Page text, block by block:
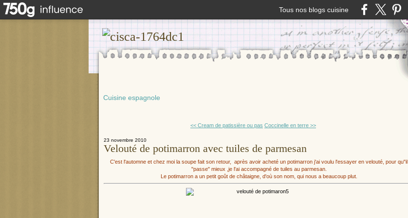
Tous nos blogs cuisine
Cuisine espagnole
<< Cream de patissière ou pas Coccinelle en terre >>
23 novembre 2010
Velouté de potimarron avec tuiles de parmesan
C'est l'automne et chez moi la soupe fait son retour, après avoir acheté un potimarron j'ai voulu l'essayer en velouté, pour qu"il
"passe" mieux ,je l'ai accompagné de tuiles au parmesan.
Le potimarron a un petit goût de châtaigne, d'où son nom, qui nous a beaucoup plut.